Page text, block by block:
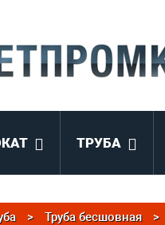
ТРУБА
> Труба бесшовная >